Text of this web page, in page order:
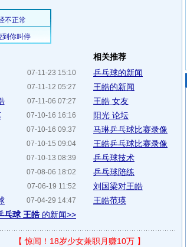
07-11-23 15:10
07-11-12 05:27
07-11-06 07:27
07-10-16 16:16
07-10-16 09:37
07-10-15 09:04
07-10-13 08:39
07-08-06 18:02
07-06-19 11:52
07-04-29 14:47
乓球 王皓 的新闻>>
相关推荐
乒乓球的新闻
王皓的新闻
王皓 女友
阳光 论坛
马琳乒乓球比赛录像
王皓乒乓球比赛录像
乒乓球技术
乒乓球陪练
刘国梁对王皓
王皓范瑛
【惊闻！18岁少女兼职月赚10万】